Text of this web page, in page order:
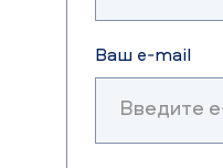
Ваш e-mail